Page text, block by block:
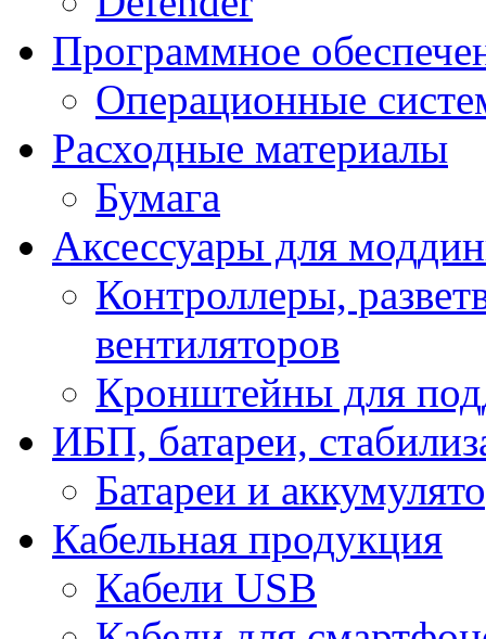
Программное
Операционные
Расходные материалы
Бумага
Аксессуары для
Контроллеры,
вентиляторов
Кронштейны для
ИБП, батареи,
Батареи и
Кабельная продукция
Кабели USB